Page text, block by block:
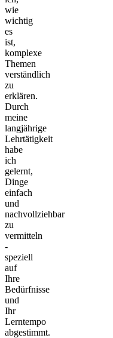
wie
wichtig
es
ist,
komplexe
Themen
verständlich
zu
erklären.
Durch
meine
langjährige
Lehrtätigkeit
habe
ich
gelernt,
Dinge
einfach
und
nachvollziehbar
zu
vermitteln
-
speziell
auf
Ihre
Bedürfnisse
und
Ihr
Lerntempo
abgestimmt.